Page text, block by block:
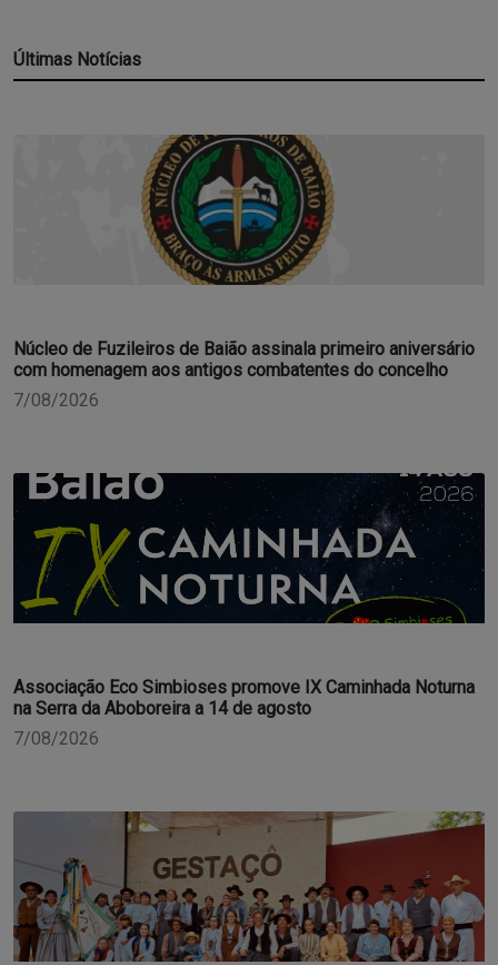
Últimas Notícias
Núcleo de Fuzileiros de Baião assinala primeiro aniversário
com homenagem aos antigos combatentes do concelho
7/08/2026
Associação Eco Simbioses promove IX Caminhada Noturna
na Serra da Aboboreira a 14 de agosto
7/08/2026